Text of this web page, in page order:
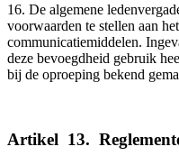
16. De algemene
voorwaarden te stellen aan
communicatiemiddelen.
deze bevoegdheid gebruik
bij de oproeping bekend
Artikel 13.